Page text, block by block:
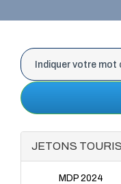
JETONS
MDP 2024